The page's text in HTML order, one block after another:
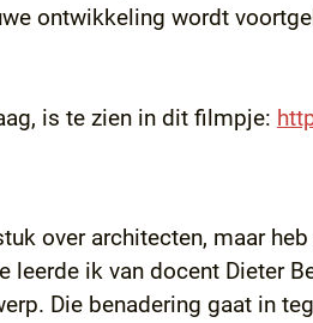
ontwikkeling wordt
is te zien in dit filmpje:
over architecten, maar
ik van docent Dieter
Die benadering gaat in